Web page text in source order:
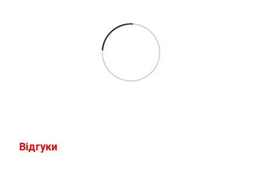
Відгуки